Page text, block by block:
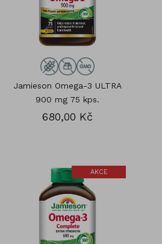
Jamieson Omega-3 ULTRA
900 mg 75 kps.
680,00 Kč
AKCE